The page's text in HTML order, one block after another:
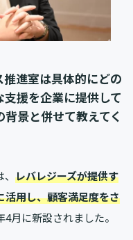
進室は具体的にどの
援を企業に提供して
景と併せて教えてく
レバレジーズが提供す
活用し、顧客満足度をさ
月に新設されました。